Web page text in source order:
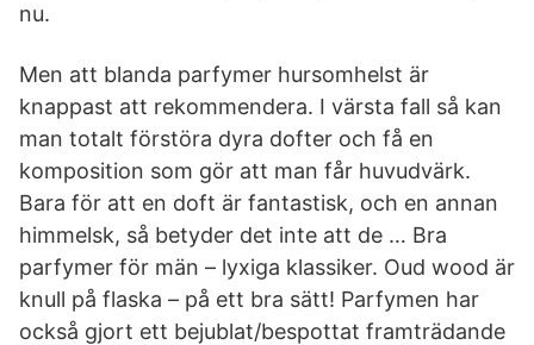
nu.
Men att blanda parfymer hursomhelst är
knappast att rekommendera. I värsta fall så kan
man totalt förstöra dyra dofter och få en
komposition som gör att man får huvudvärk.
Bara för att en doft är fantastisk, och en annan
himmelsk, så betyder det inte att de … Bra
parfymer för män – lyxiga klassiker. Oud wood är
knull på flaska – på ett bra sätt! Parfymen har
också gjort ett bejublat/bespottat framträdande